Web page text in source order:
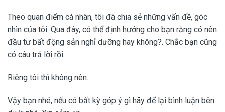
Theo quan điểm cá nhân, tôi đã chia sẻ những vấn đề, góc
nhìn của tôi. Qua đây, có thể định hướng cho bạn rằng có nên
đầu tư bất động sản nghỉ dưỡng hay không?. Chắc bạn cũng
có câu trả lời rồi.
Riêng tôi thì không nên.
Vậy bạn nhé, nếu có bất kỳ góp ý gì hãy để lại bình luận bên